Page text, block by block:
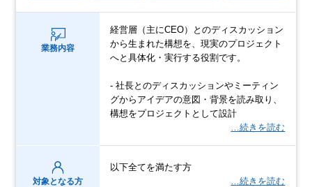
業務内容
経営層（主にCEO）とのディスカッション
から生まれた構想を、現実のプロジェクト
へと具体化・実行する役割です。
- 社長とのディスカッションやミーティン
グからアイデアの意図・背景を読み取り、
構想をプロジェクトとして設計
…続きを読む
対象となる方
以下全てを満たす方
…続きを読む